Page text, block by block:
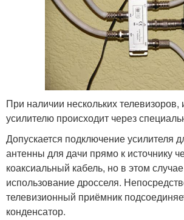
При наличии нескольких
усилителю происходит через
Допускается подключение усилителя
антенны для дачи прямо к источнику
коаксиальный кабель, но в этом
использование дросселя.
телевизионный приёмник
конденсатор.